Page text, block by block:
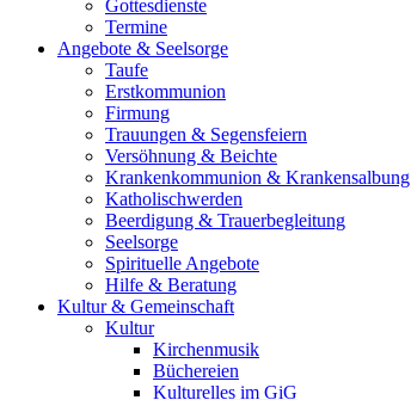
Gottesdienste
Termine
Angebote & Seelsorge
Taufe
Erstkommunion
Firmung
Trauungen & Segensfeiern
Versöhnung & Beichte
Krankenkommunion & Krankensalbung
Katholischwerden
Beerdigung & Trauerbegleitung
Seelsorge
Spirituelle Angebote
Hilfe & Beratung
Kultur & Gemeinschaft
Kultur
Kirchenmusik
Büchereien
Kulturelles im GiG